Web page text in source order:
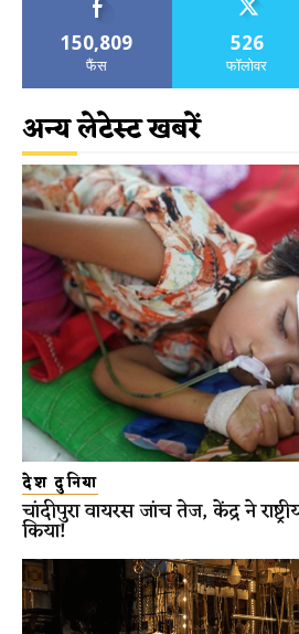
150,809
फैंस
526
फॉलोवर
अन्य लेटेस्ट खबरें
देश दुनिया
चांदीपुरा वायरस जांच तेज, केंद्र ने
किया!